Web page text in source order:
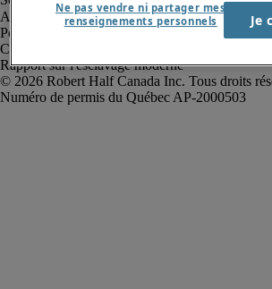
Alerte à la fraude
Politique de confidentialité
Conditions d’utilisation
Rapport sur l'esclavage moderne
Robert Half Canada Inc. Tous droits
Ne pas vendre ni partager mes
renseignements personnels
Je